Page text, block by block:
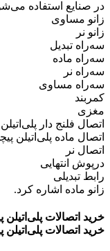
در صنایع استفاده
زانو مساوی
زانو نر
سه‌راه تبدیل
سه‌راه ماده
سه‌راه نر
سه‌راه مساوی
کمربند
مغزی
اتصال فلنج دار پلی‌اتیلن
اتصال ماده پلی‌اتیلن
اتصال نر
درپوش انتهایی
رابط تبدیلی
زانو ماده اشاره کرد.
خرید اتصالات پلی‌اتیلن
خرید اتصالات